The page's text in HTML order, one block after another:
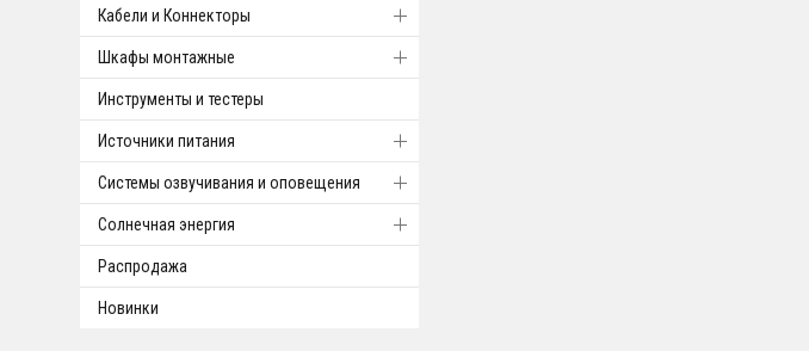
Кабели и Коннекторы
Шкафы монтажные
Инструменты и тестеры
Источники питания
Системы озвучивания и оповещения
Солнечная энергия
Распродажа
Новинки